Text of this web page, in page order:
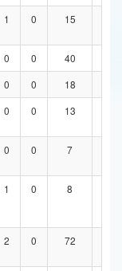
1 0 15
0 0 40
0 0 18
0 0 13
0 0 7
1 0 8
2 0 72